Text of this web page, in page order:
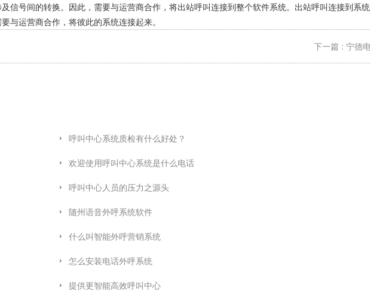
号间的转换。因此，需要与运营商合作，将出站呼叫连接到整个软件系统。出站呼叫连接到系
与运营商合作，将彼此的系统连接起来。
下一篇 : 宁德
呼叫中心系统质检有什么好处？
欢迎使用呼叫中心系统是什么电话
呼叫中心人员的压力之源头
随州语音外呼系统软件
什么叫智能外呼营销系统
怎么安装电话外呼系统
提供更智能高效呼叫中心